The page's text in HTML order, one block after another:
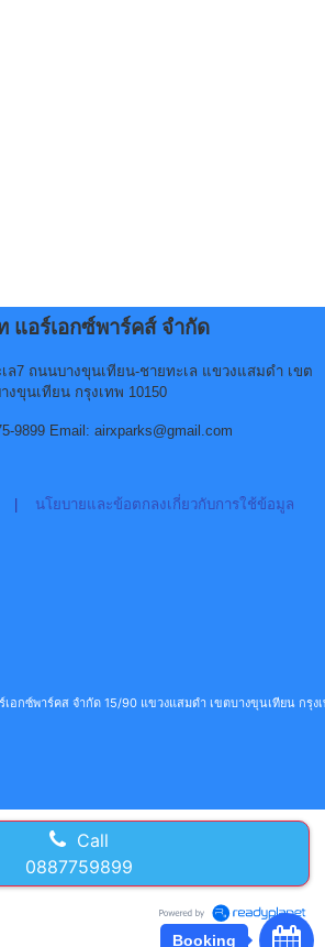
แอร์เอกซ์พาร์คส์ จำกัด
ล7 ถนนบางขุนเทียน-ชายทะเล แขวงแสมดำ เขต
งขุนเทียน กรุงเทพ 10150
9899 Email: airxparks@gmail.com
นโยบายและข้อตกลงเกี่ยวกับการใช้ข้อมูล
อกซ์พาร์คส จำกัด 15/90 แขวงแสมดำ เขตบางขุนเทียน กรุ
Call
0887759899
Booking